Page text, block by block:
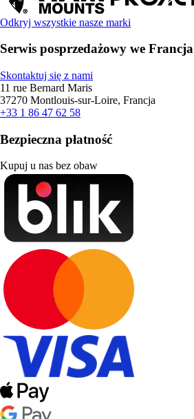
Odkryj wszystkie nasze marki
Serwis posprzedażowy we Francja
Skontaktuj się z nami
11 rue Bernard Maris
37270 Montlouis-sur-Loire, Francja
+33 1 86 47 62 58
Bezpieczna płatność
Kupuj u nas bez obaw